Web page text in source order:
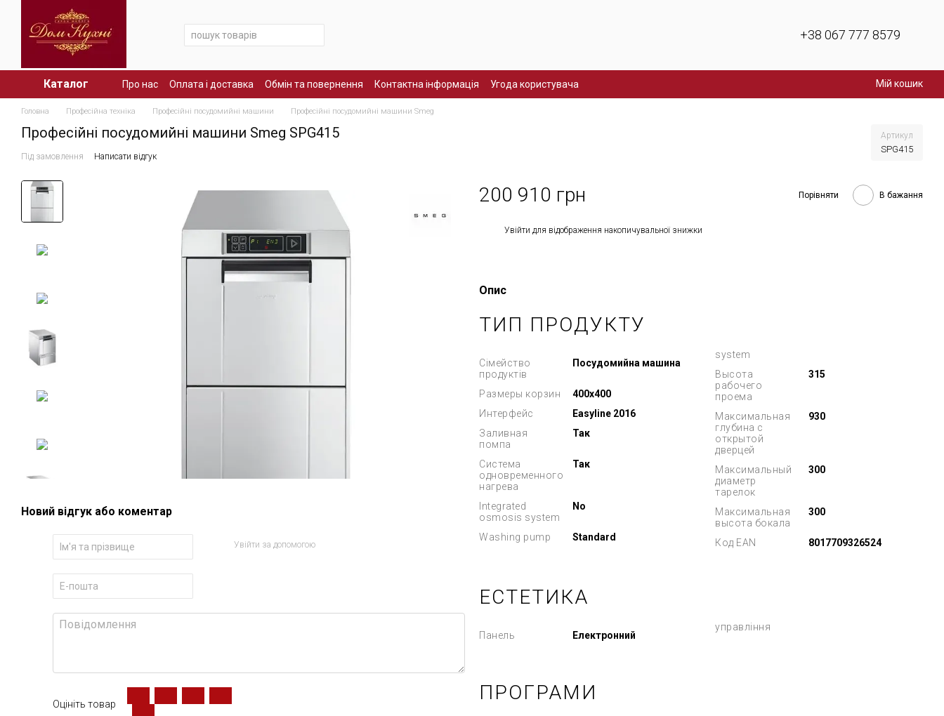
Перейти до основного контенту
+38 067 777 8579
Каталог Про нас Оплата і доставка Обмін та повернення Контактна інформація Угода користувача Мій кошик
Головна Професійна техніка Професійні посудомийні машини Професійні посудомийні машини Smeg
Професійні посудомийні машини Smeg SPG415 Артикул
SPG415
Під замовлення Написати відгук
Новий відгук або коментар
Увійти за допомогою
Оцініть товар
200 910 грн Порівняти В бажання
Увійти для відображення накопичувальної знижки
Опис
ТИП ПРОДУКТУ
Сімейство
продуктів
Посудомийна машина
Размеры корзин
400x400
Интерфейс
Easyline 2016
Заливная
помпа
Так
Система
одновременного
нагрева
Так
Integrated
osmosis system
No
Washing pump
system
Standard
Высота
рабочего
проема
315
Максимальная
глубина с
открытой
дверцей
930
Максимальный
диаметр
тарелок
300
Максимальная
высота бокала
300
Код EAN 8017709326524
ЕСТЕТИКА
Панель
управління
Електронний
ПРОГРАМИ